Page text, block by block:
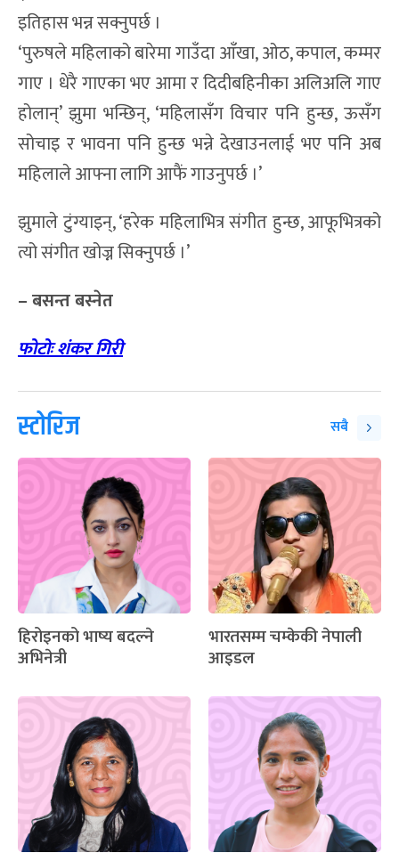
इतिहास भन्न सक्नुपर्छ ।
‘पुरुषले महिलाको बारेमा गाउँदा आँखा, ओठ, कपाल, कम्मर
गाए । धेरै गाएका भए आमा र दिदीबहिनीका अलिअलि गाए
होलान्’ झुमा भन्छिन्, ‘महिलासँग विचार पनि हुन्छ, ऊसँग
सोचाइ र भावना पनि हुन्छ भन्ने देखाउनलाई भए पनि अब
महिलाले आफ्ना लागि आफैं गाउनुपर्छ ।’
झुमाले टुंग्याइन्, ‘हरेक महिलाभित्र संगीत हुन्छ, आफूभित्रको
त्यो संगीत खोज्न सिक्नुपर्छ ।’
– बसन्त बस्नेत
फोटोः शंकर गिरी
स्टोरिज सबै
हिरोइनको भाष्य बदल्ने
अभिनेत्री
भारतसम्म चम्केकी नेपाली
आइडल